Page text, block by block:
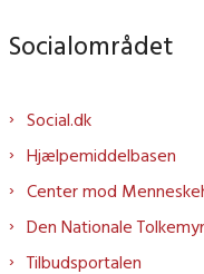
Socialområdet
Social.dk
Hjælpemiddelbasen
Center mod
Den Nationale
Tilbudsportalen